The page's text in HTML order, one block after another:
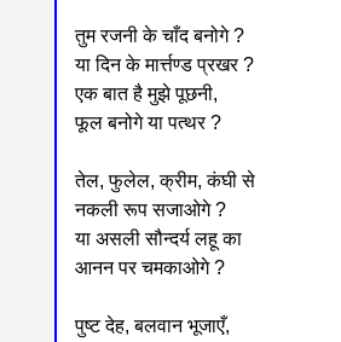
तुम रजनी के चाँद बनोगे ?
या दिन के मार्त्तण्ड प्रखर ?
एक बात है मुझे पूछनी,
फूल बनोगे या पत्थर ?
तेल, फुलेल, क्रीम, कंघी से
नकली रूप सजाओगे ?
या असली सौन्दर्य लहू का
आनन पर चमकाओगे ?
पुष्ट देह, बलवान भूजाएँ,